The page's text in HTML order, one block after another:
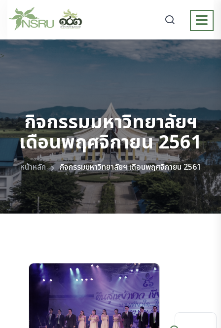
>
กิจกรรมมหาวิทยาลัยฯ
เดือนพฤศจิกายน 2561
หน้าหลัก กิจกรรมมหาวิทยาลัยฯ เดือนพฤศจิกายน 2561